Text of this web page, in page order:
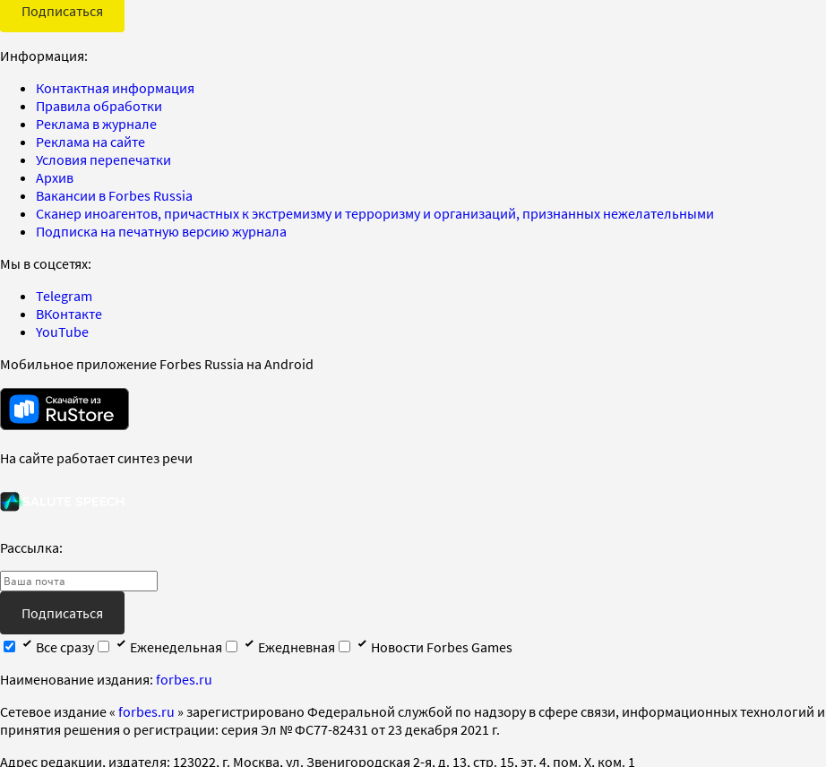
Подписаться
Информация:
Контактная информация
Правила обработки
Реклама в журнале
Реклама на сайте
Условия перепечатки
Архив
Вакансии в Forbes Russia
Сканер иноагентов, причастных к экстремизму и терроризму и организаций, признанных нежелательными
Подписка на печатную версию журнала
Мы в соцсетях:
Telegram
ВКонтакте
YouTube
Мобильное приложение Forbes Russia на Android
На сайте работает синтез речи
Рассылка:
Подписаться
Все сразу
Еженедельная Ежедневная
Новости Forbes Games
Наименование издания: forbes.ru
Cетевое издание « forbes.ru » зарегистрировано Федеральной службой по надзору в сфере связи, информационных
принятия решения о регистрации: серия Эл № ФС77-82431 от 23 декабря 2021 г.
Адрес редакции, издателя: 123022, г. Москва, ул. Звенигородская 2-я, д. 13, стр. 15, эт. 4, пом. X, ком. 1